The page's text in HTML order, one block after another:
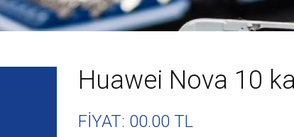
Huawei Nova 10
FİYAT: 00.00 TL